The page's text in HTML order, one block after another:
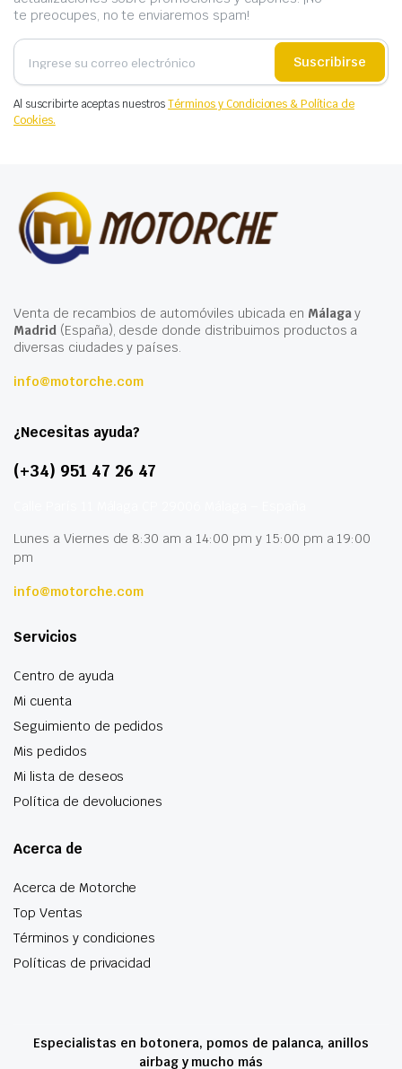
te preocupes, no te enviaremos spam!
Suscribirse
Al suscribirte aceptas nuestrosTérminos y Condiciones & Política de
Cookies.
Venta de recambios de automóviles ubicada en Málagay
Madrid(España), desde donde distribuimos productos a
diversas ciudades y países.
info@motorche.com
¿Necesitas ayuda?
(+34) 951 47 26 47
Lunes a Viernes de 8:30 am a 14:00 pm y 15:00 pm a 19:00
pm
info@motorche.com
Servicios
Centro de ayuda
Mi cuenta
Seguimiento de pedidos
Mis pedidos
Mi lista de deseos
Política de devoluciones
Acerca de
Acerca de Motorche
Top Ventas
Términos y condiciones
Políticas de privacidad
Especialistas en botonera, pomos de palanca, anillos
airbag y mucho más